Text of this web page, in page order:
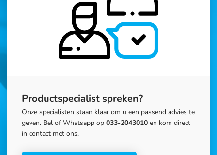
Productspecialist spreken?
Onze specialisten staan klaar om u een passend advies te
geven. Bel of Whatsapp op 033-2043010 en kom direct
in contact met ons.